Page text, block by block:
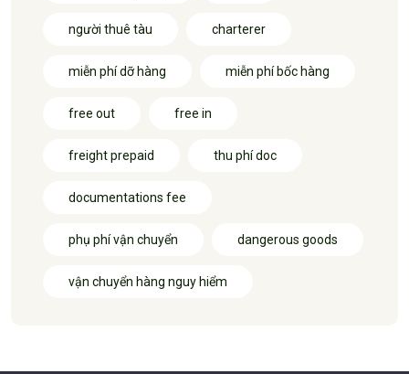
người thuê tàu charterer
miễn phí dỡ hàng miễn phí bốc hàng
free out free in
freight prepaid thu phí doc
documentations fee
phụ phí vận chuyển dangerous goods
vận chuyển hàng nguy hiểm